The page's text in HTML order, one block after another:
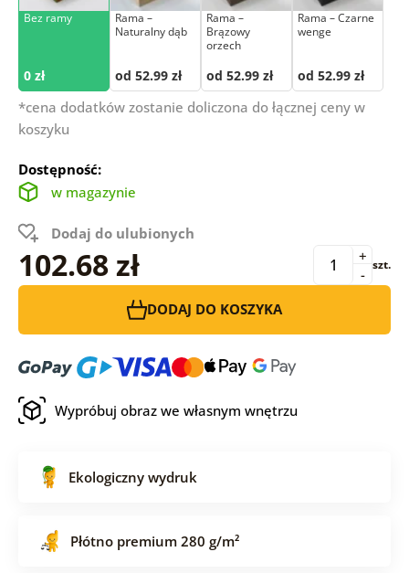
Bez ramy
0 zł
Rama –
Naturalny dąb
od 52.99 zł
Rama –
Brązowy
orzech
od 52.99 zł
Rama – Czarne
wenge
od 52.99 zł
*cena dodatków zostanie doliczona do łącznej ceny w
koszyku
Dostępność:
w magazynie
Dodaj do ulubionych
102.68 zł -
+ szt.
DODAJ DO KOSZYKA
Wypróbuj obraz we własnym wnętrzu
Ekologiczny wydruk
Płótno premium 280 g/m²